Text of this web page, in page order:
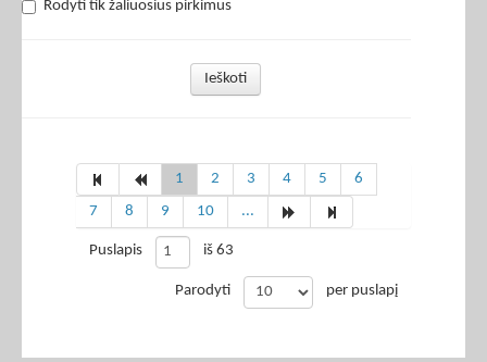
Rodyti tik žaliuosius pirkimus
Ieškoti
1 2 3 4 5
6
7
8 9 10 ...
Puslapis iš 63
Parodyti per puslapį